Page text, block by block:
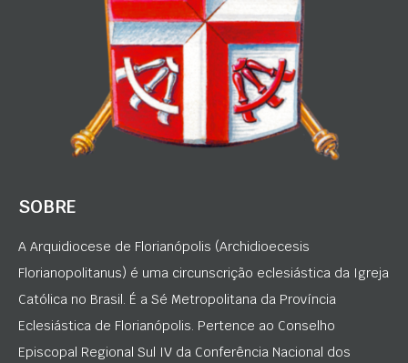
SOBRE
A Arquidiocese de Florianópolis (Archidioecesis
Florianopolitanus) é uma circunscrição eclesiástica da Igreja
Católica no Brasil. É a Sé Metropolitana da Província
Eclesiástica de Florianópolis. Pertence ao Conselho
Episcopal Regional Sul IV da Conferência Nacional dos